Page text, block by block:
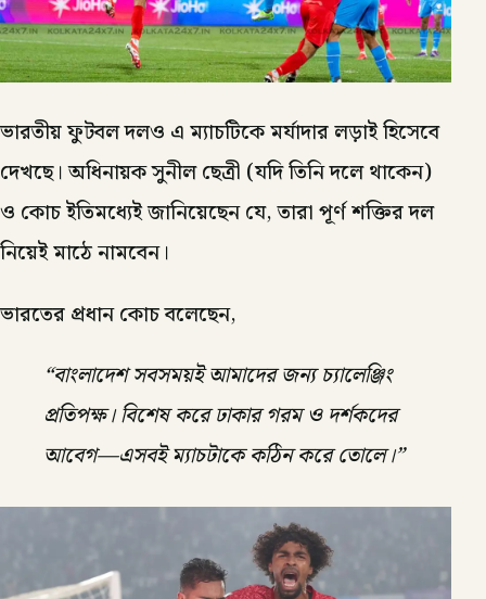
ভারতীয় ফুটবল দলও এ ম্যাচটিকে মর্যাদার লড়াই হিসেবে
দেখছে। অধিনায়ক সুনীল ছেত্রী (যদি তিনি দলে থাকেন)
ও কোচ ইতিমধ্যেই জানিয়েছেন যে, তারা পূর্ণ শক্তির দল
নিয়েই মাঠে নামবেন।
ভারতের প্রধান কোচ বলেছেন,
“বাংলাদেশ সবসময়ই আমাদের জন্য চ্যালেঞ্জিং
প্রতিপক্ষ। বিশেষ করে ঢাকার গরম ও দর্শকদের
আবেগ—এসবই ম্যাচটাকে কঠিন করে তোলে।”